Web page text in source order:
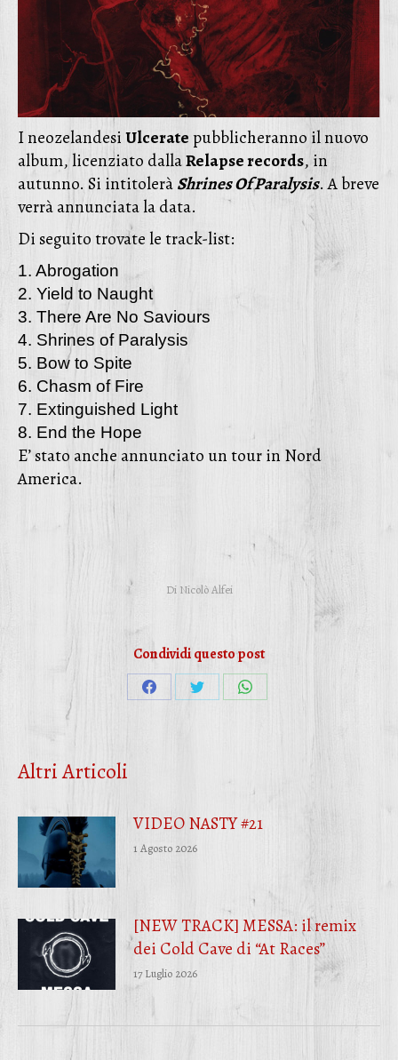
I neozelandesiUlcerate pubblicheranno il nuovo
album, licenziato dallaRelapse records, in
autunno. Si intitoleràShrines Of Paralysis. A breve
verrà annunciata la data.
Di seguito trovate le track-list:
1. Abrogation
2. Yield to Naught
3. There Are No Saviours
4. Shrines of Paralysis
5. Bow to Spite
6. Chasm of Fire
7. Extinguished Light
8. End the Hope
E’ stato anche annunciato un tour in Nord
America.
Di Nicolò Alfei
Condividi questo post
CondividiCondividiCondividi
Altri Articoli
VIDEO NASTY #21
1 Agosto 2026
[NEW TRACK] MESSA: il remix
dei Cold Cave di “At Races”
17 Luglio 2026